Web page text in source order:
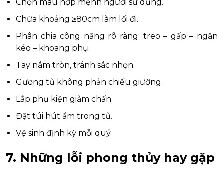
Chọn màu hợp mệnh người sử dụng.
Chừa khoảng ≥80cm làm lối đi.
Phân chia công năng rõ ràng: treo – gấp – ngăn
kéo – khoang phụ.
Tay nắm tròn, tránh sắc nhọn.
Gương tủ không phản chiếu giường.
Lắp phụ kiện giảm chấn.
Đặt túi hút ẩm trong tủ.
Vệ sinh định kỳ mỗi quý.
7. Những lỗi phong thủy hay gặp